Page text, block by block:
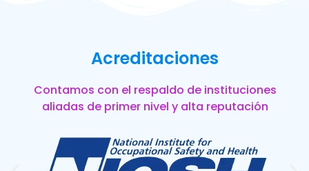
Acreditaciones
Contamos con el respaldo de instituciones
aliadas de primer nivel y alta reputación